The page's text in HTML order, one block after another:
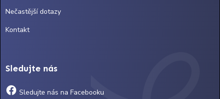
Nečastější dotazy
Kontakt
Sledujte nás
Sledujte nás na Facebooku